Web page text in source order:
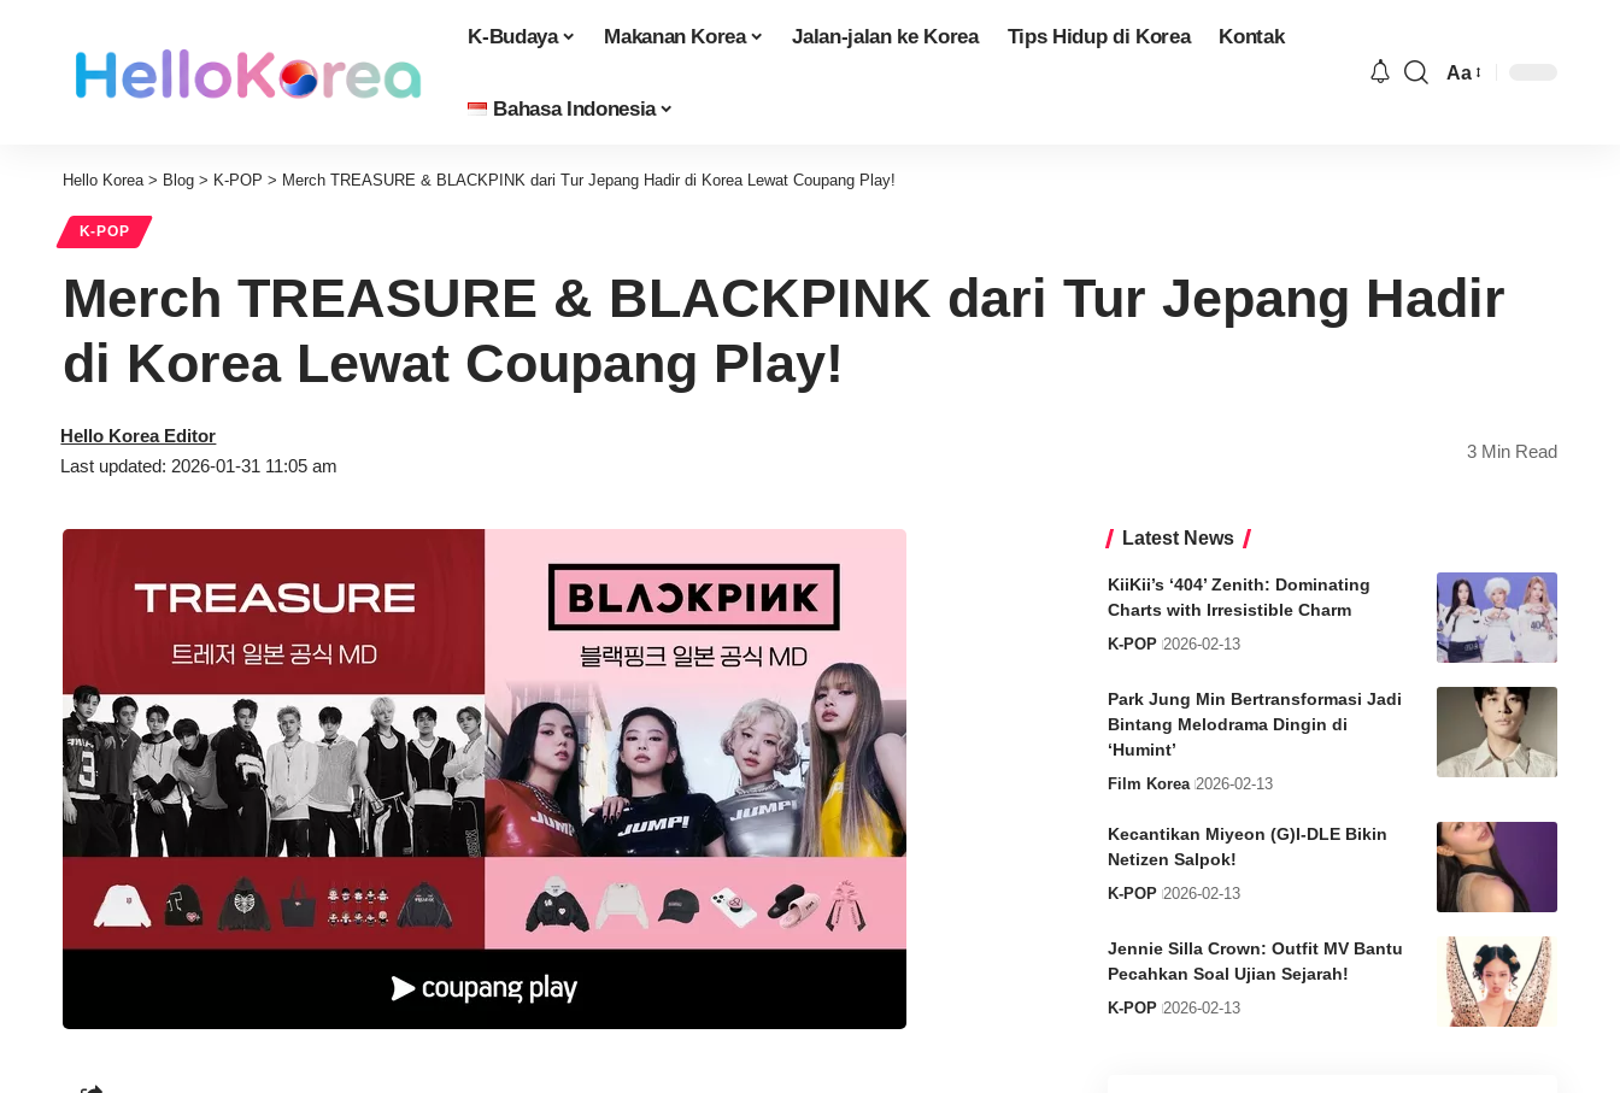
K-Budaya Makanan Korea Jalan-jalan ke Korea Tips Hidup di Korea Kontak
Bahasa Indonesia
Aa
Hello Korea> Blog > K-POP > Merch TREASURE & BLACKPINK dari Tur Jepang Hadir di Korea Lewat Coupang Play!
K-POP
Merch TREASURE & BLACKPINK dari Tur Jepang Hadir
di Korea Lewat Coupang Play!
Last updated: 2026-01-31 11:05 am
Hello Korea Editor
3 Min Read
Latest News
KiiKii’s ‘404’ Zenith: Dominating
Charts with Irresistible Charm
K-POP 2026-02-13
Park Jung Min Bertransformasi Jadi
Bintang Melodrama Dingin di
‘Humint’
Film Korea 2026-02-13
Kecantikan Miyeon (G)I-DLE Bikin
Netizen Salpok!
K-POP 2026-02-13
Jennie Silla Crown: Outfit MV Bantu
Pecahkan Soal Ujian Sejarah!
K-POP 2026-02-13